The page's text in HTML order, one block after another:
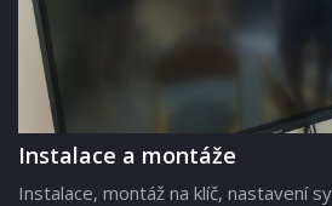
Instalace a montáže
Instalace, montáž na klíč, nastavení